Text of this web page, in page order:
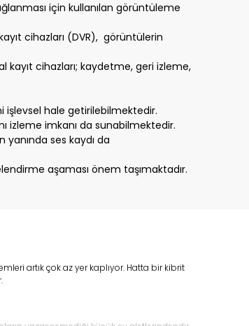
için kullanılan görüntüleme
cihazları (DVR), görüntülerin
kayıt cihazları; kaydetme, geri izleme,
işlevsel hale getirilebilmektedir.
izleme imkanı da sunabilmektedir.
ses kaydı da
aşaması önem taşımaktadır.
artık çok az yer kaplıyor. Hatta bir kibrit